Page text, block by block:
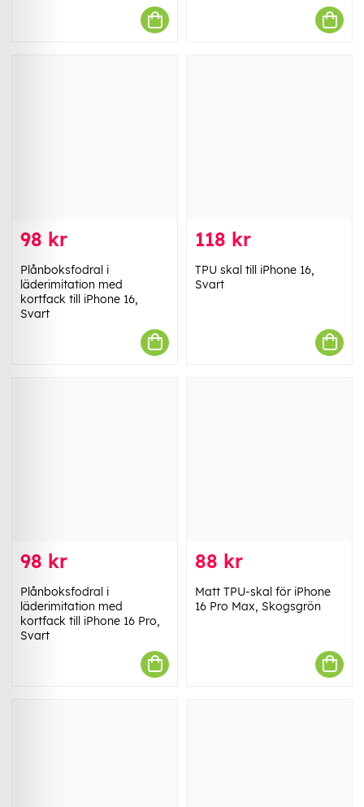
98 kr
Plånboksfodral i
läderimitation med
kortfack till iPhone 16,
Svart
118 kr
TPU skal till iPhone 16,
Svart
98 kr
Plånboksfodral i
läderimitation med
kortfack till iPhone 16 Pro,
Svart
88 kr
Matt TPU-skal för iPhone
16 Pro Max, Skogsgrön